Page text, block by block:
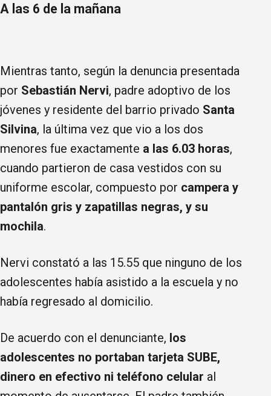
A las 6 de la mañana
Mientras tanto, según la denuncia presentada
por Sebastián Nervi, padre adoptivo de los
jóvenes y residente del barrio privado Santa
Silvina, la última vez que vio a los dos
menores fue exactamente a las 6.03 horas,
cuando partieron de casa vestidos con su
uniforme escolar, compuesto por campera y
pantalón gris y zapatillas negras, y su
mochila.
Nervi constató a las 15.55 que ninguno de los
adolescentes había asistido a la escuela y no
había regresado al domicilio.
De acuerdo con el denunciante, los
adolescentes no portaban tarjeta SUBE,
dinero en efectivo ni teléfono celular al